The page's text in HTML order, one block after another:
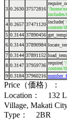
3 0.2630 37572816 '/home/
includes/
4 0.2657 37471120 include(
content/
5 0.3144 37890456
6 0.3144 37890984
7 0.3144 37891152
8 0.3147 37959736 require(
content/
9 0.3184 37960216
Price（価格）：
Location： 132 L.
Village, Makati
Type： 2BR